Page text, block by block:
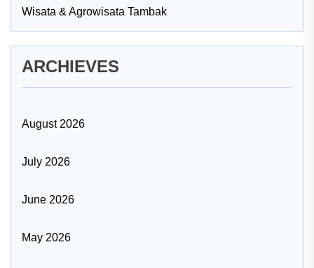
Wisata & Agrowisata Tambak
ARCHIEVES
August 2026
July 2026
June 2026
May 2026